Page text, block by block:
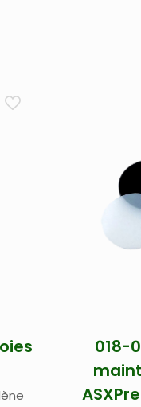
018-